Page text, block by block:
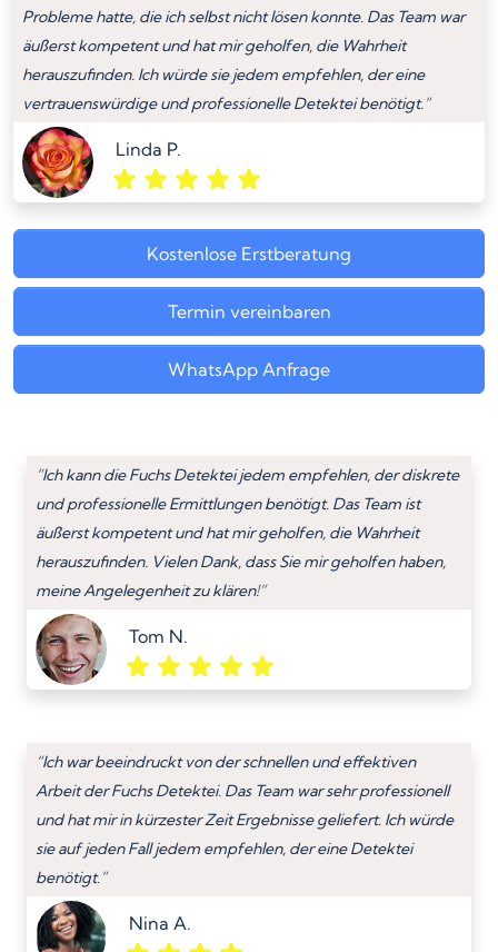
Probleme hatte, die ich selbst nicht lösen konnte. Das Team war
äußerst kompetent und hat mir geholfen, die Wahrheit
herauszufinden. Ich würde sie jedem empfehlen, der eine
vertrauenswürdige und professionelle Detektei benötigt.”
Linda P.
Kostenlose Erstberatung
Termin vereinbaren
WhatsApp Anfrage
“Ich kann die Fuchs Detektei jedem empfehlen, der diskrete
und professionelle Ermittlungen benötigt. Das Team ist
äußerst kompetent und hat mir geholfen, die Wahrheit
herauszufinden. Vielen Dank, dass Sie mir geholfen haben,
meine Angelegenheit zu klären!”
Tom N.
“Ich war beeindruckt von der schnellen und effektiven
Arbeit der Fuchs Detektei. Das Team war sehr professionell
und hat mir in kürzester Zeit Ergebnisse geliefert. Ich würde
sie auf jeden Fall jedem empfehlen, der eine Detektei
benötigt.”
Nina A.